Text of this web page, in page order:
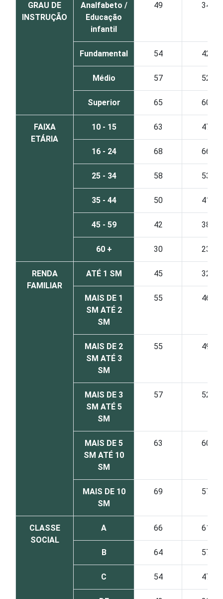
GRAU DE
INSTRUÇÃO
Analfabeto /
Educação
infantil
49 34
Fundamental 54 42
Médio 57 52
Superior 65 60
FAIXA
ETÁRIA
10 - 15 63 47
16 - 24 68 66
25 - 34 58 53
35 - 44 50 41
45 - 59 42 38
60 + 30 23
RENDA
FAMILIAR
ATÉ 1 SM 45 32
MAIS DE 1
SM ATÉ 2
SM
55 46
MAIS DE 2
SM ATÉ 3
SM
55 49
MAIS DE 3
SM ATÉ 5
SM
57 52
MAIS DE 5
SM ATÉ 10
SM
63 60
MAIS DE 10
SM
69 57
CLASSE
SOCIAL
A 66 61
B 64 57
C 54 47